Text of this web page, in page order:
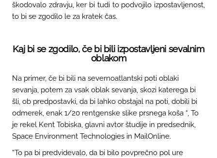
škodovalo zdravju, ker bi tudi to podvojilo izpostavljenost,
to bi se zgodilo le za kratek čas.
Kaj bi se zgodilo, če bi bili izpostavljeni sevalnim
oblakom
Na primer, če bi bili na severnoatlantski poti oblaki
sevanja, potem za vsak oblak sevanja, skozi katerega bi
šli, ob predpostavki, da bi lahko obstajal na poti, dobili bi
odmerek, enak 1/20 rentgenske slike prsnega koša “, To
je rekel Kent Tobiska, glavni avtor študije in predsednik,
Space Environment Technologies in MailOnline.
“To pa bi predvidevalo, da bi bilo povprečno pol ure